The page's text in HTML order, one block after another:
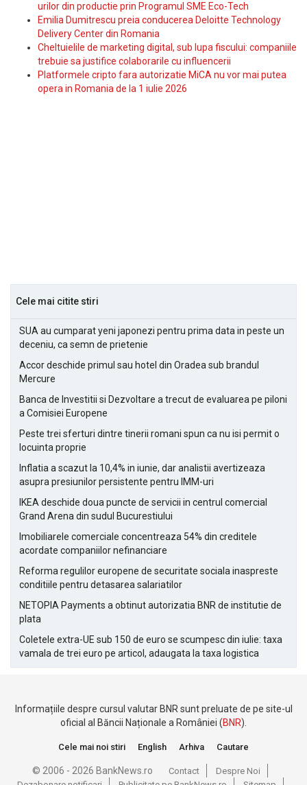
urilor din productie prin Programul SME Eco-Tech
Emilia Dumitrescu preia conducerea Deloitte Technology
Delivery Center din Romania
Cheltuielile de marketing digital, sub lupa fiscului: companiile
trebuie sa justifice colaborarile cu influencerii
Platformele cripto fara autorizatie MiCA nu vor mai putea
opera in Romania de la 1 iulie 2026
Cele mai citite stiri
SUA au cumparat yeni japonezi pentru prima data in peste un
deceniu, ca semn de prietenie
Accor deschide primul sau hotel din Oradea sub brandul
Mercure
Banca de Investitii si Dezvoltare a trecut de evaluarea pe piloni
a Comisiei Europene
Peste trei sferturi dintre tinerii romani spun ca nu isi permit o
locuinta proprie
Inflatia a scazut la 10,4% in iunie, dar analistii avertizeaza
asupra presiunilor persistente pentru IMM-uri
IKEA deschide doua puncte de servicii in centrul comercial
Grand Arena din sudul Bucurestiului
Imobiliarele comerciale concentreaza 54% din creditele
acordate companiilor nefinanciare
Reforma regulilor europene de securitate sociala inaspreste
conditiile pentru detasarea salariatilor
NETOPIA Payments a obtinut autorizatia BNR de institutie de
plata
Coletele extra-UE sub 150 de euro se scumpesc din iulie: taxa
vamala de trei euro pe articol, adaugata la taxa logistica
Informațiile despre cursul valutar BNR sunt preluate de pe site-ul
oficial al Băncii Naționale a României (BNR).
Cele mai noi stiri English Arhiva Cautare
© 2006 - 2026 BankNews.ro Contact
Despre Noi